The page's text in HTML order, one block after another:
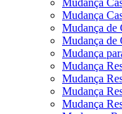
Mudança
Mudança
Mudança de
Mudança de
Mudança
Mudança
Mudança
Mudança
Mudança